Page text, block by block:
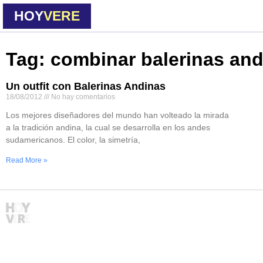
HOYVERE
Tag: combinar balerinas
Un outfit con Balerinas Andinas
18/08/2012 No hay comentarios
Los mejores diseñadores del mundo han volteado la mirada
a la tradición andina, la cual se desarrolla en los andes
sudamericanos. El color, la simetría,
Read More »